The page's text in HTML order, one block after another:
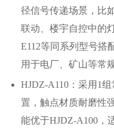
径信号传递场景，比
联动、楼宇自控中的
E112等同系列型号搭
用于电厂、矿山等常
HJDZ-A110：采用1
置，触点材质耐磨性
能优于HJDZ-A100，